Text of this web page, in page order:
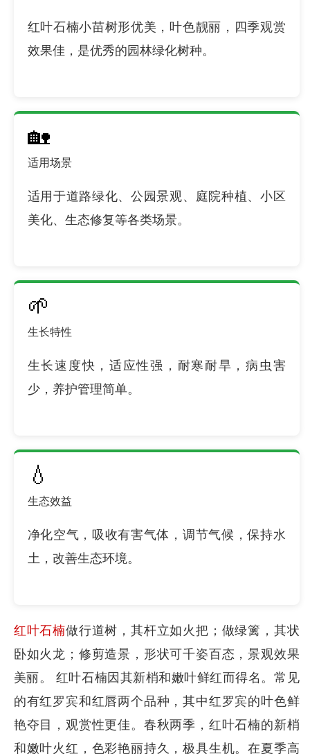
红叶石楠小苗树形优美，叶色靓丽，四季观赏
效果佳，是优秀的园林绿化树种。
🏡
适用场景
适用于道路绿化、公园景观、庭院种植、小区
美化、生态修复等各类场景。
🌱
生长特性
生长速度快，适应性强，耐寒耐旱，病虫害
少，养护管理简单。
💧
生态效益
净化空气，吸收有害气体，调节气候，保持水
土，改善生态环境。
红叶石楠做行道树，其杆立如火把；做绿篱，其状
卧如火龙；修剪造景，形状可千姿百态，景观效果
美丽。 红叶石楠因其新梢和嫩叶鲜红而得名。常见
的有红罗宾和红唇两个品种，其中红罗宾的叶色鲜
艳夺目，观赏性更佳。春秋两季，红叶石楠的新梢
和嫩叶火红，色彩艳丽持久，极具生机。在夏季高